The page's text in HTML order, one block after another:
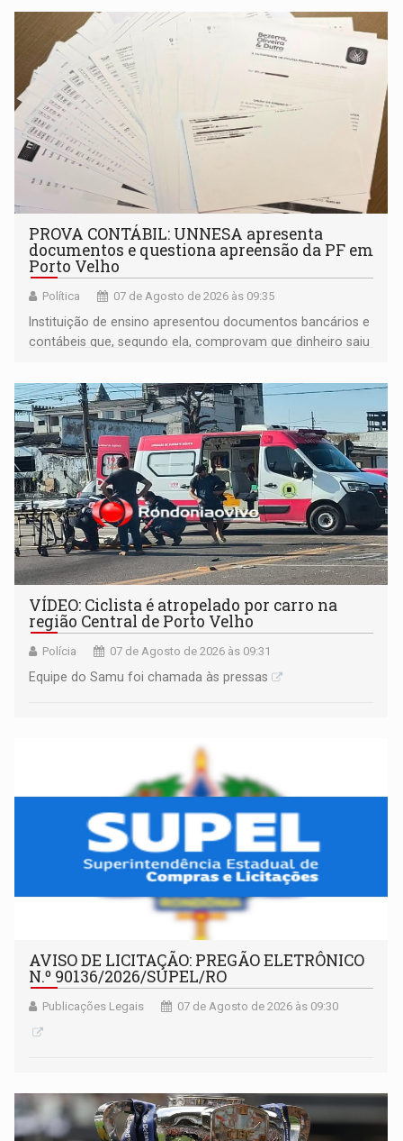
PROVA CONTÁBIL: UNNESA apresenta
documentos e questiona apreensão da PF em
Porto Velho
Política 07 de Agosto de 2026 às 09:35
Instituição de ensino apresentou documentos bancários e
contábeis que, segundo ela, comprovam que dinheiro saiu
apreendido quando já estava dentro da sede da entidade
— em pleno ano eleitoral em Rondônia
VÍDEO: Ciclista é atropelado por carro na
região Central de Porto Velho
Polícia 07 de Agosto de 2026 às 09:31
Equipe do Samu foi chamada às pressas
AVISO DE LICITAÇÃO: PREGÃO ELETRÔNICO
N.º 90136/2026/SUPEL/RO
Publicações Legais 07 de Agosto de 2026 às 09:30